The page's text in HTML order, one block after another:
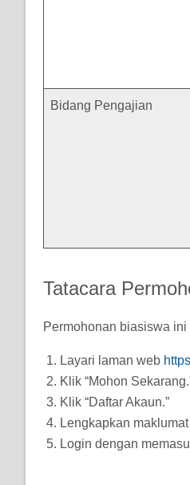
Bidang Pengajian
Tatacara
Permohonan biasiswa
Layari laman web
Klik “Mohon
Klik “Daftar Akaun.”
Lengkapkan
Login dengan